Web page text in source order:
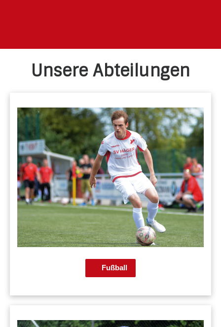
Unsere Abteilungen
Fußball